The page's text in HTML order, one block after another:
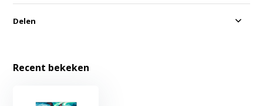
Delen
Recent bekeken